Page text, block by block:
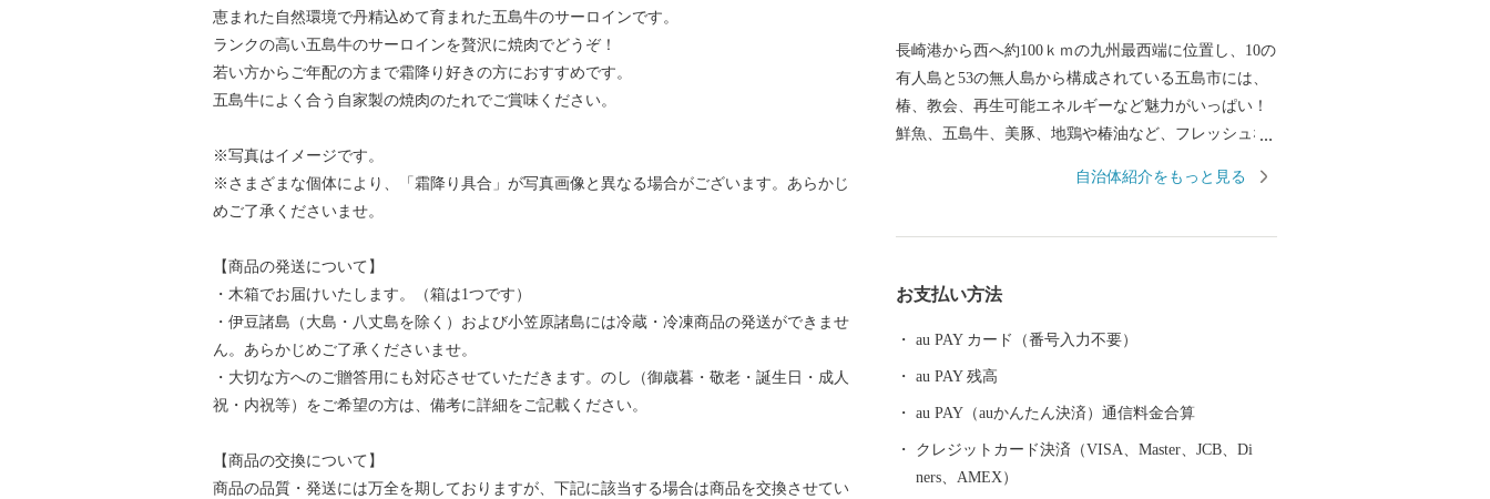
恵まれた自然環境で丹精込めて育まれた五島牛のサーロインです。
ランクの高い五島牛のサーロインを贅沢に焼肉でどうぞ！
若い方からご年配の方まで霜降り好きの方におすすめです。
五島牛によく合う自家製の焼肉のたれでご賞味ください。
※写真はイメージです。
※さまざまな個体により、「霜降り具合」が写真画像と異なる場合がございます。あらかじ
めご了承くださいませ。
【商品の発送について】
・木箱でお届けいたします。（箱は1つです）
・伊豆諸島（大島・八丈島を除く）および小笠原諸島には冷蔵・冷凍商品の発送ができませ
ん。あらかじめご了承くださいませ。
・大切な方へのご贈答用にも対応させていただきます。のし（御歳暮・敬老・誕生日・成人
祝・内祝等）をご希望の方は、備考に詳細をご記載ください。
【商品の交換について】
商品の品質・発送には万全を期しておりますが、下記に該当する場合は商品を交換させてい
長崎港から西へ約100ｋｍの九州最西端に位置し、10の
有人島と53の無人島から構成されている五島市には、
椿、教会、再生可能エネルギーなど魅力がいっぱい！
鮮魚、五島牛、美豚、地鶏や椿油など、フレッシュな
天草地方の潜伏キリシタン関連遺産」が世界遺産に登
静かに佇んでいます。
自治体紹介をもっと見る
お支払い方法
au PAY カード（番号入力不要）
au PAY 残高
au PAY（auかんたん決済）通信料金合算
クレジットカード決済（VISA、Master、JCB、Di
ners、AMEX）